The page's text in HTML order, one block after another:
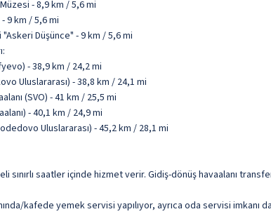
- 8,9 km / 5,6 mi
9 km / 5,6 mi
Düşünce" - 9 km / 5,6 mi
- 38,9 km / 24,2 mi
Uluslararası) - 38,8 km / 24,1 mi
(SVO) - 41 km / 25,5 mi
- 40,1 km / 24,9 mi
Uluslararası) - 45,2 km / 28,1 mi
sınırlı saatler içinde hizmet verir. Gidiş-dönüş havaalanı
kafede yemek servisi yapılıyor, ayrıca oda servisi